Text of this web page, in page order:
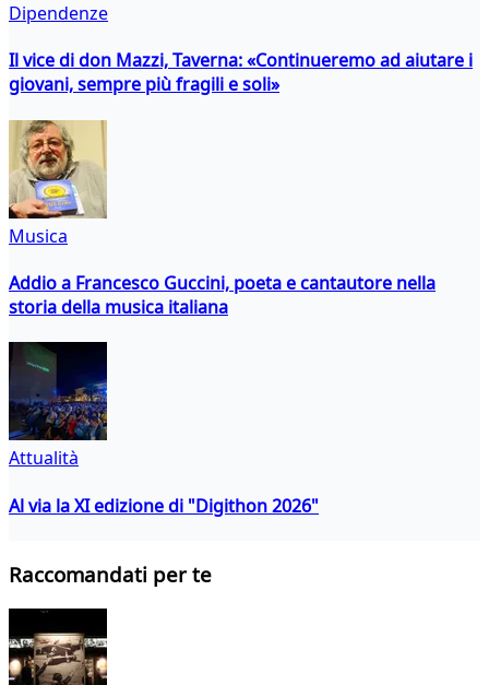
Dipendenze
Il vice di don Mazzi, Taverna: «Continueremo ad aiutare i
giovani, sempre più fragili e soli»
Musica
Addio a Francesco Guccini, poeta e cantautore nella
storia della musica italiana
Attualità
Al via la XI edizione di "Digithon 2026"
Raccomandati per te